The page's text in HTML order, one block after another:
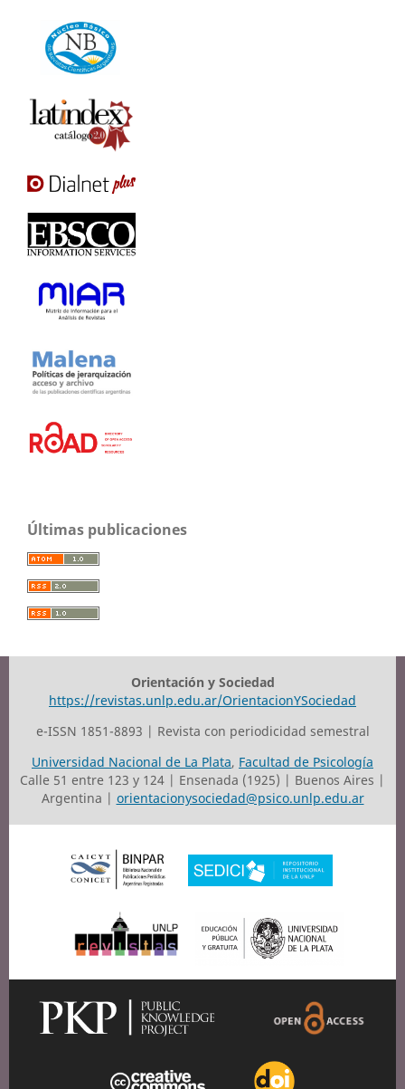
Últimas publicaciones
Orientación y Sociedad
https://revistas.unlp.edu.ar/OrientacionYSociedad
e-ISSN 1851-8893 | Revista con periodicidad semestral
Universidad Nacional de La Plata, Facultad de Psicología
Calle 51 entre 123 y 124 | Ensenada (1925) | Buenos Aires |
Argentina | orientacionysociedad@psico.unlp.edu.ar